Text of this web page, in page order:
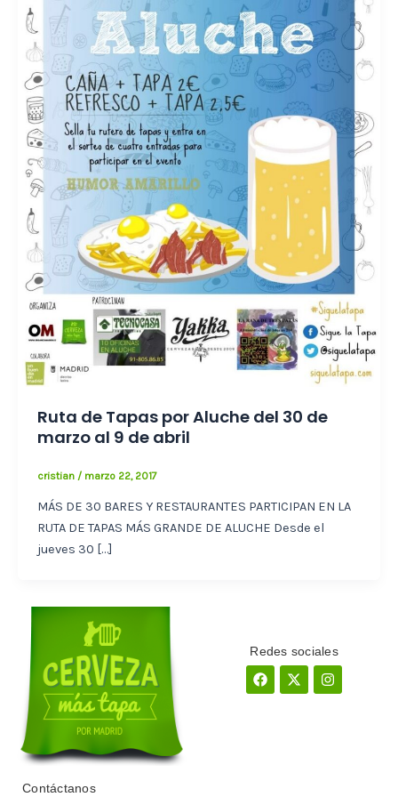
Ruta de Tapas por Aluche del 30 de
marzo al 9 de abril
cristian / marzo 22, 2017
MÁS DE 30 BARES Y RESTAURANTES PARTICIPAN EN LA
RUTA DE TAPAS MÁS GRANDE DE ALUCHE Desde el
jueves 30 […]
Redes sociales
Facebook
X-
twitter
Instagram
Contáctanos